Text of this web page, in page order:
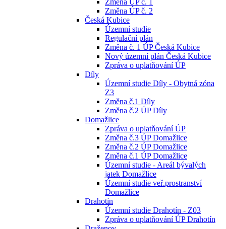
Změna ÚP č. 1
Změna ÚP č. 2
Česká Kubice
Územní studie
Regulační plán
Změna č. 1 ÚP Česká Kubice
Nový územní plán Česká Kubice
Zpráva o uplatňování ÚP
Díly
Územní studie Díly - Obytná zóna
Z3
Změna č.1 Díly
Změna č.2 ÚP Díly
Domažlice
Zpráva o uplatňování ÚP
Změna č.3 ÚP Domažlice
Změna č.2 ÚP Domažlice
Změna č.1 ÚP Domažlice
Územní studie - Areál bývalých
jatek Domažlice
Územní studie veř.prostranství
Domažlice
Drahotín
Územní studie Drahotín - Z03
Zpráva o uplatňování ÚP Drahotín